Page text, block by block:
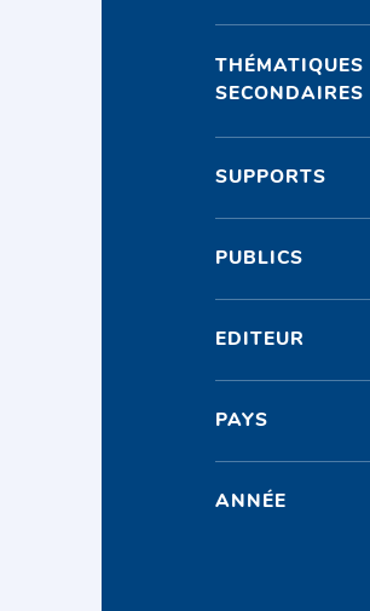
THÉMATIQUES
SECONDAIRES
SUPPORTS
PUBLICS
EDITEUR
PAYS
ANNÉE